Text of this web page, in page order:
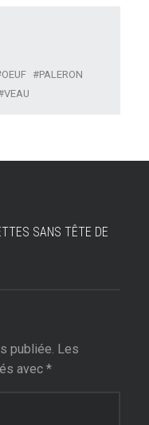
OEUF
PALERON
VEAU
SANS TÊTE DE
publiée. Les
avec *